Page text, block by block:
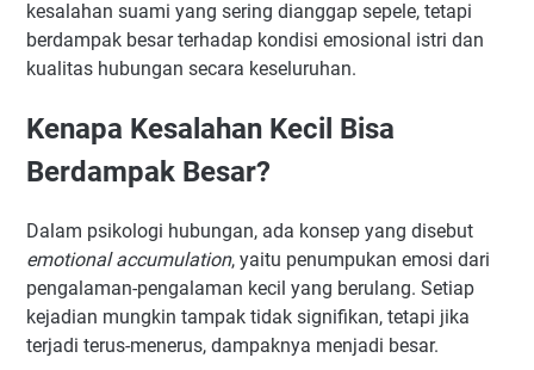
kesalahan suami yang sering dianggap sepele, tetapi
berdampak besar terhadap kondisi emosional istri dan
kualitas hubungan secara keseluruhan.
Kenapa Kesalahan Kecil Bisa
Berdampak Besar?
Dalam psikologi hubungan, ada konsep yang disebut
emotional accumulation, yaitu penumpukan emosi dari
pengalaman-pengalaman kecil yang berulang. Setiap
kejadian mungkin tampak tidak signifikan, tetapi jika
terjadi terus-menerus, dampaknya menjadi besar.